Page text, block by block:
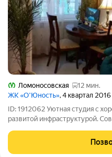
Ломоносовская
12 мин.
ЖК «О’Юность», 4 квартал 2016
ID: 1912062 Уютная студия с
развитой инфраструктурой.
площадками. Встречка